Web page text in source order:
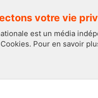
votre vie
est un média
Pour en savoir